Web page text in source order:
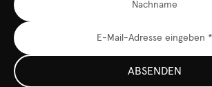
ABSENDEN